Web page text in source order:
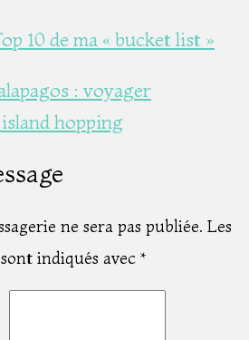
10 de ma « bucket list »
: voyager
hopping
ne sera pas publiée. Les
indiqués avec *